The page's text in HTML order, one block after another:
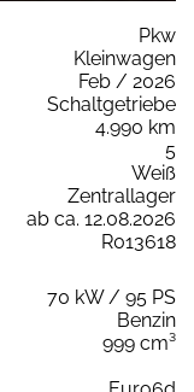
Pkw
Kleinwagen
Feb / 2026
Schaltgetriebe
4.990 km
5
Weiß
Zentrallager
ab ca. 12.08.2026
R013618
70 kW / 95 PS
Benzin
999 cm³